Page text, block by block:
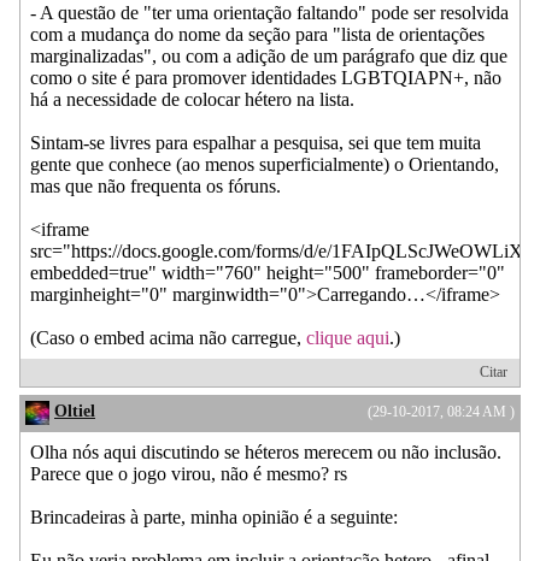
- A questão de "ter uma orientação faltando" pode ser resolvida
com a mudança do nome da seção para "lista de orientações
marginalizadas", ou com a adição de um parágrafo que diz que
como o site é para promover identidades LGBTQIAPN+, não
há a necessidade de colocar hétero na lista.
Sintam-se livres para espalhar a pesquisa, sei que tem muita
gente que conhece (ao menos superficialmente) o Orientando,
mas que não frequenta os fóruns.
<iframe
src="https://docs.google.com/forms/d/e/
embedded=true" width="760" height="500" frameborder="0"
marginheight="0" marginwidth="0">Carregando…</iframe>
(Caso o embed acima não carregue, clique aqui.)
Citar
(29-10-2017, 08:24 AM )
Oltiel
Olha nós aqui discutindo se héteros merecem ou não inclusão.
Parece que o jogo virou, não é mesmo? rs
Brincadeiras à parte, minha opinião é a seguinte: